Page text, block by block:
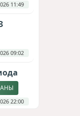
11:49
09:02
22:00